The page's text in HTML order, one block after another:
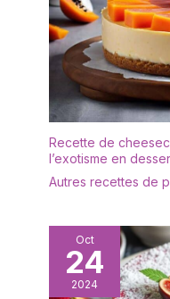
Recette de
l’exotisme en
Autres recettes de
Oct
24
2024